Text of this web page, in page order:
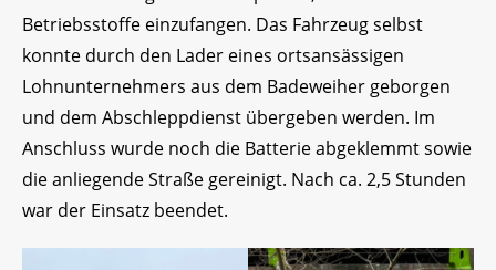
Betriebsstoffe einzufangen. Das Fahrzeug selbst
konnte durch den Lader eines ortsansässigen
Lohnunternehmers aus dem Badeweiher geborgen
und dem Abschleppdienst übergeben werden. Im
Anschluss wurde noch die Batterie abgeklemmt sowie
die anliegende Straße gereinigt. Nach ca. 2,5 Stunden
war der Einsatz beendet.